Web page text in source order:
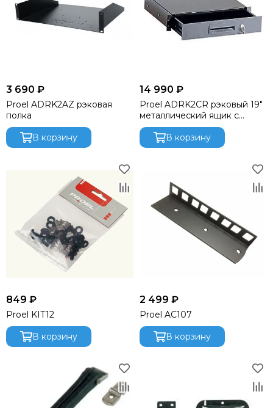
3 690 ₽
Proel ADRK2AZ рэковая
полка
В корзину
14 990 ₽
Proel ADRK2CR рэковый 19"
металлический ящик с
замком
В корзину
849 ₽
Proel KIT12
В корзину
2 499 ₽
Proel AC107
В корзину